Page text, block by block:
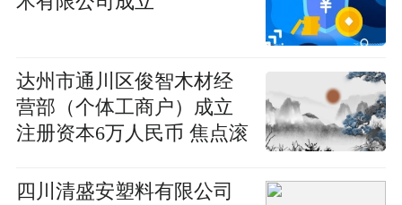
达州市通川区俊智木材经
营部（个体工商户）成立
注册资本6万人民币 焦点滚
四川清盛安塑料有限公司